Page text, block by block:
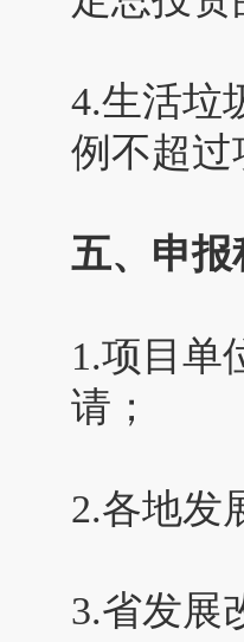
4.生活垃
例不超过
五、申报
1.项目单
请；
2.各地发
3.省发展